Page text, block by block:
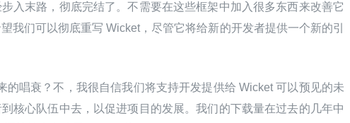
入末路，彻底完结了。不需要在这些框架中加入很多东西来改善它
我们可以彻底重写 Wicket，尽管它将给新的开发者提供一个新的引
的唱衰？不，我很自信我们将支持开发提供给 Wicket 可以预见的未
核心队伍中去，以促进项目的发展。我们的下载量在过去的几年中